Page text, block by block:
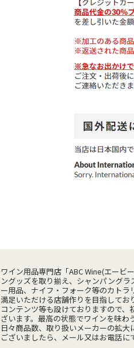
ワイン用品専門店「ABC Wine(エー
ングッズを取り揃え、シャンパング
ー用品、ナイフ・フォーク等のカト
満足いただける店舗作りを目指して
コンテンツ等も設けておりますので
ざいます。最高の状態でワインを味
日々商品数、取り扱いメーカーの拡
ございましたら、メール又はお電話